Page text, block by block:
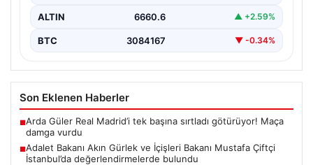
ALTIN 6660.6 ▲ +2.59%
BTC 3084167 ▼ -0.34%
Son Eklenen Haberler
■Arda Güler Real Madrid’i tek başına sırtladı götürüyor! Maça
damga vurdu
■Adalet Bakanı Akın Gürlek ve İçişleri Bakanı Mustafa Çiftçi
İstanbul’da değerlendirmelerde bulundu